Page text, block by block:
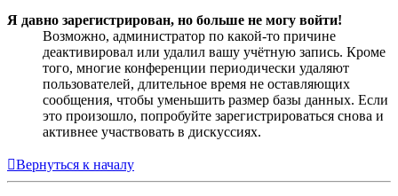
Я давно зарегистрирован, но больше не могу войти!
Возможно, администратор по какой-то причине
деактивировал или удалил вашу учётную запись. Кроме
того, многие конференции периодически удаляют
пользователей, длительное время не оставляющих
сообщения, чтобы уменьшить размер базы данных. Если
это произошло, попробуйте зарегистрироваться снова и
активнее участвовать в дискуссиях.
Вернуться к началу